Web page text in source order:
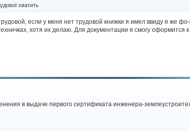
хватить
если у меня нет трудовой книжки я имел ввиду я же
хотя их делаю. Для документации я смогу
в выдаче первого сертификата инженера-